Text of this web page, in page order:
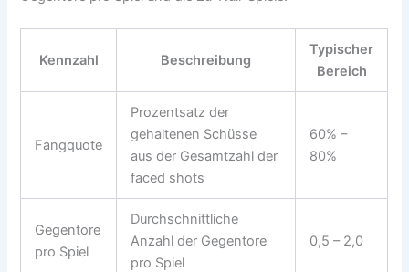
Kennzahl Beschreibung
Typischer
Bereich
Fangquote
Prozentsatz der
gehaltenen Schüsse
aus der Gesamtzahl der
faced shots
60% –
80%
Gegentore
pro Spiel
Durchschnittliche
Anzahl der Gegentore
pro Spiel
0,5 – 2,0